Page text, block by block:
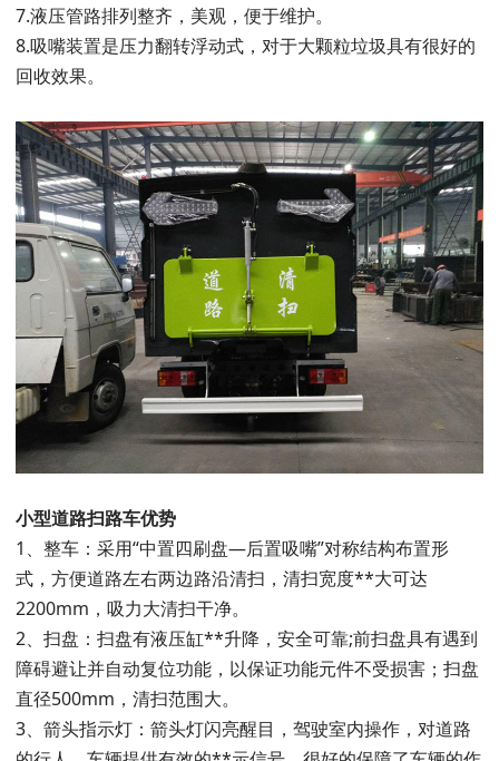
7.液压管路排列整齐，美观，便于维护。
8.吸嘴装置是压力翻转浮动式，对于大颗粒垃圾具有很好的
回收效果。
小型道路扫路车优势
1、整车：采用“中置四刷盘—后置吸嘴”对称结构布置形
式，方便道路左右两边路沿清扫，清扫宽度**大可达
2200mm，吸力大清扫干净。
2、扫盘：扫盘有液压缸**升降，安全可靠;前扫盘具有遇到
障碍避让并自动复位功能，以保证功能元件不受损害；扫盘
直径500mm，清扫范围大。
3、箭头指示灯：箭头灯闪亮醒目，驾驶室内操作，对道路